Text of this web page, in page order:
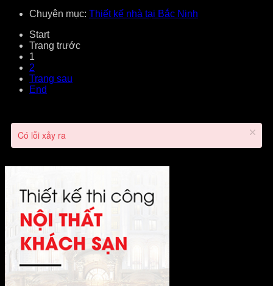
Chuyên mục: Thiết kế nhà tại Bắc Ninh
Start
Trang trước
1
2
Trang sau
End
Có lỗi xảy ra